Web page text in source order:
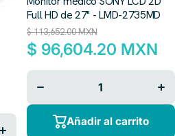
cantidad
Full HD de 27" - LMD-2735MD
$ 113,652.00 MXN
$ 96,604.20 MXN
cantidad
Añadir al carrito